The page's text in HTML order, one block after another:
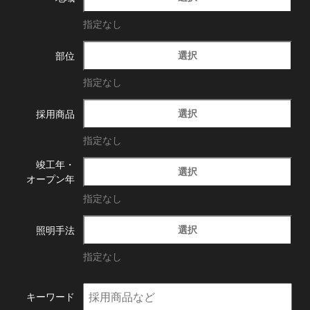
指定なし
部位 選択
指定なし
採用商品 選択
指定なし
竣工年・
オープン年
選択
指定なし
照明手法 選択
指定なし
キーワード